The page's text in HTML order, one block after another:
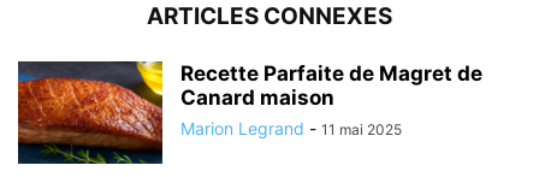
ARTICLES CONNEXES
Recette Parfaite de Magret de
Canard maison
Marion Legrand - 11 mai 2025